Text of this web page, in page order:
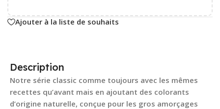
Ajouter à la liste de souhaits
Description
Notre série classic comme toujours avec les mêmes
recettes qu’avant mais en ajoutant des colorants
d’origine naturelle, conçue pour les gros amorçages